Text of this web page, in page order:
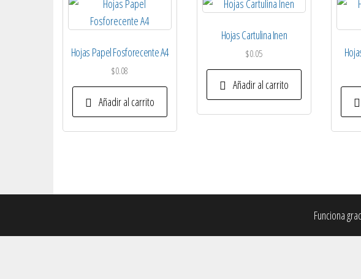
Hojas Papel Fosforecente A4
$0.08
Añadir al carrito
Hojas Cartulina Inen
$0.05
Añadir al carrito
Funciona